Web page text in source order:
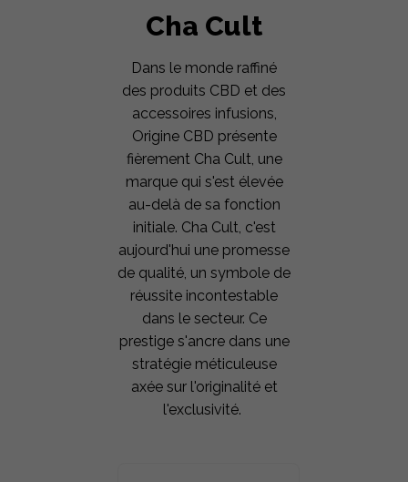
Cha Cult
Dans le monde raffiné
des produits CBD et des
accessoires infusions,
Origine CBD présente
fièrement Cha Cult, une
marque qui s'est élevée
au-delà de sa fonction
initiale. Cha Cult, c'est
aujourd'hui une promesse
de qualité, un symbole de
réussite incontestable
dans le secteur. Ce
prestige s'ancre dans une
stratégie méticuleuse
axée sur l'originalité et
l'exclusivité.